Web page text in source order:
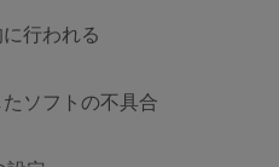
行われる
ソフトの不具合